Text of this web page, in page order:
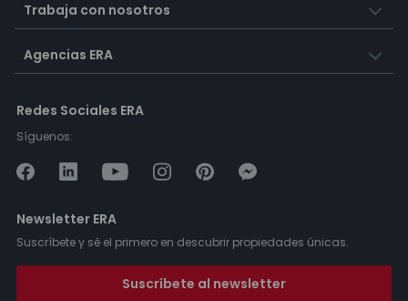
Trabaja con nosotros
Agencias ERA
Redes Sociales ERA
Síguenos:
Newsletter ERA
Suscríbete y sé el primero en descubrir propiedades únicas.
Suscríbete al newsletter